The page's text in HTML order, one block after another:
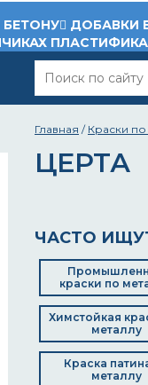
БЕТОНУ
ДОБАВКИ
Главная / Краски
ЦЕРТА
ЧАСТО
краски по
Химстойкая
металлу
Краска
металлу